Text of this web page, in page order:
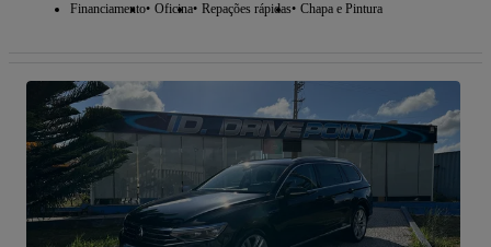
Financiamento Oficina Repações rápidas Chapa e Pintura